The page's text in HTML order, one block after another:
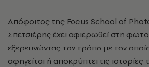
Απόφοιτος της Focus School of
Σπετσιέρης έχει αφιερωθεί στη
εξερευνώντας τον τρόπο με τον
αφηγείται ή αποκρύπτει τις ιστορίες